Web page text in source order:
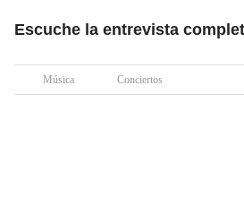
Escuche la entrevista
Música Conciertos